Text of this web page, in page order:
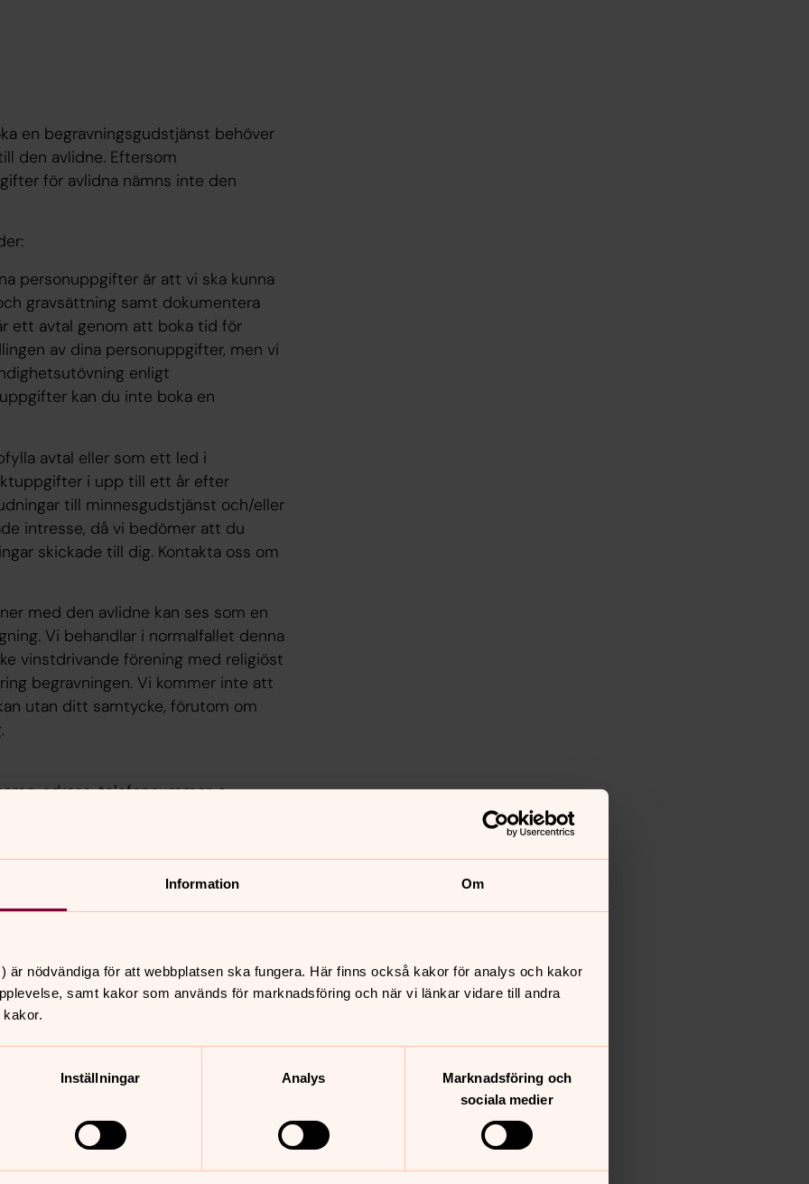
Information Om
är nödvändiga för att webbplatsen ska fungera. Här finns också kakor för analys och kakor
samt kakor som används för marknadsföring och när vi länkar vidare till andra
Inställningar Analys
Marknadsföring och
sociala medier
en begravningsgudstjänst behöver
den avlidne. Eftersom
för avlidna nämns inte den
personuppgifter är att vi ska kunna
gravsättning samt dokumentera
ett avtal genom att boka tid för
av dina personuppgifter, men vi
enligt
kan du inte boka en
avtal eller som ett led i
i upp till ett år efter
till minnesgudstjänst och/eller
intresse, då vi bedömer att du
skickade till dig. Kontakta oss om
med den avlidne kan ses som en
Vi behandlar i normalfallet denna
vinstdrivande förening med religiöst
begravningen. Vi kommer inte att
utan ditt samtycke, förutom om
adress, telefonnummer, e-
men vi kan även få dem från dig
av tillämpliga lagar och
om förrättningen kommer att
Dina kontaktuppgifter
i tal, vilka psalmer som valts m.m.
är självständigt ansvarig för att
ramen för detta uppdrag.
handlingen i sin egen dokumentation,
det bra att kontakta Vist Vårdnäs